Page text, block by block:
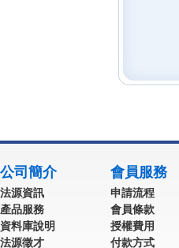
公司簡介
法源資訊
產品服務
資料庫說明
法源徵才
會員服務
申請流程
會員條款
授權費用
付款方式